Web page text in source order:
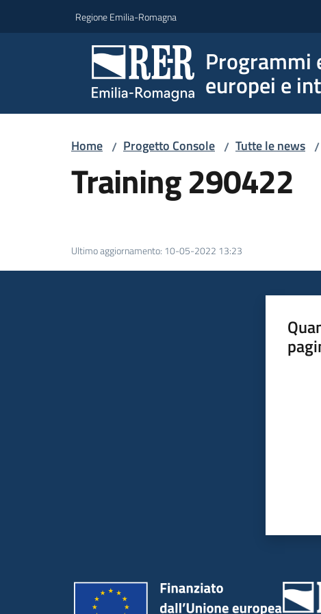
Regione Emilia-Romagna
Programmi
europei e
Home / Progetto Console / Tutte le news /
Training 290422
Ultimo aggiornamento: 10-05-2022 13:23